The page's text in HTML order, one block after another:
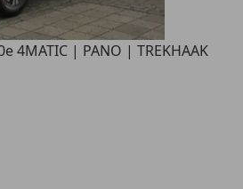
e 4MATIC | PANO | TREKHAAK